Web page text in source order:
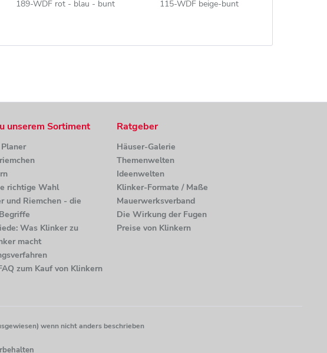
189-WDF rot - blau - bunt
115-WDF beige-bunt
unserem Sortiment
richtige Wahl
und Riemchen - die
Was Klinker zu
macht
zum Kauf von Klinkern
Ratgeber
Häuser-Galerie
Themenwelten
Ideenwelten
Klinker-Formate / Maße
Mauerwerksverband
Die Wirkung der Fugen
Preise von Klinkern
wenn nicht anders beschrieben